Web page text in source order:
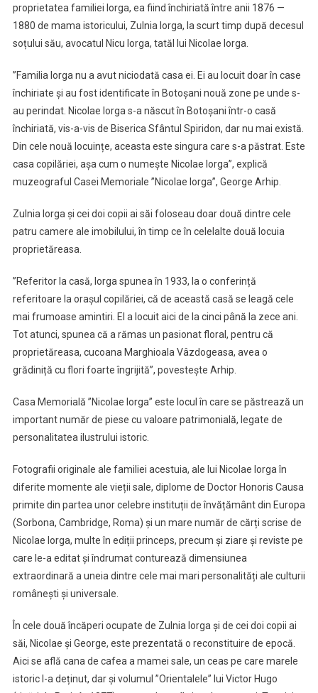
proprietatea familiei Iorga, ea fiind închiriată între anii 1876 —
1880 de mama istoricului, Zulnia Iorga, la scurt timp după decesul
soțului său, avocatul Nicu Iorga, tatăl lui Nicolae Iorga.
”Familia Iorga nu a avut niciodată casa ei. Ei au locuit doar în case
închiriate și au fost identificate în Botoșani nouă zone pe unde s-
au perindat. Nicolae Iorga s-a născut în Botoșani într-o casă
închiriată, vis-a-vis de Biserica Sfântul Spiridon, dar nu mai există.
Din cele nouă locuințe, aceasta este singura care s-a păstrat. Este
casa copilăriei, așa cum o numește Nicolae Iorga”, explică
muzeograful Casei Memoriale ”Nicolae Iorga”, George Arhip.
Zulnia Iorga și cei doi copii ai săi foloseau doar două dintre cele
patru camere ale imobilului, în timp ce în celelalte două locuia
proprietăreasa.
”Referitor la casă, Iorga spunea în 1933, la o conferință
referitoare la orașul copilăriei, că de această casă se leagă cele
mai frumoase amintiri. El a locuit aici de la cinci până la zece ani.
Tot atunci, spunea că a rămas un pasionat floral, pentru că
proprietăreasa, cucoana Marghioala Vâzdogeasa, avea o
grădiniță cu flori foarte îngrijită”, povestește Arhip.
Casa Memorială ”Nicolae Iorga” este locul în care se păstrează un
important număr de piese cu valoare patrimonială, legate de
personalitatea ilustrului istoric.
Fotografii originale ale familiei acestuia, ale lui Nicolae Iorga în
diferite momente ale vieții sale, diplome de Doctor Honoris Causa
primite din partea unor celebre instituții de învățământ din Europa
(Sorbona, Cambridge, Roma) și un mare număr de cărți scrise de
Nicolae Iorga, multe în ediții princeps, precum și ziare și reviste pe
care le-a editat și îndrumat conturează dimensiunea
extraordinară a uneia dintre cele mai mari personalități ale culturii
românești și universale.
În cele două încăperi ocupate de Zulnia Iorga și de cei doi copii ai
săi, Nicolae și George, este prezentată o reconstituire de epocă.
Aici se află cana de cafea a mamei sale, un ceas pe care marele
istoric l-a deținut, dar și volumul ”Orientalele” lui Victor Hugo